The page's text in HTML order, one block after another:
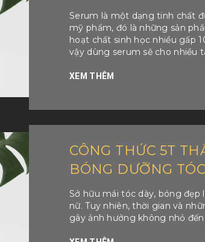
Serum là một dạng tinh chất
mỹ phẩm, đó là những sản
hoạt chất sinh học nhiều gấp
vậy dùng serum sẽ cho nhiều
XEM THÊM
CÔNG THỨC 5T
BÓNG DƯỠNG
Sở hữu mái tóc dày, bóng
nữ. Tuy nhiên, thời gian và
gây ảnh hưởng không nhỏ